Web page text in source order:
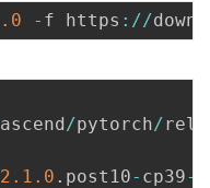
.0 - f https : //
ascend /pytorch/
2.1 .0 . post10- cp39-